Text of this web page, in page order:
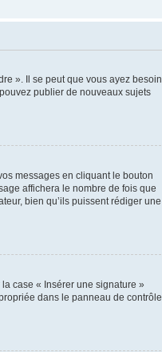
». Il se peut que vous ayez besoin
publier de nouveaux sujets
messages en cliquant le bouton
affichera le nombre de fois que
bien qu’ils puissent rédiger une
case « Insérer une signature »
dans le panneau de contrôle